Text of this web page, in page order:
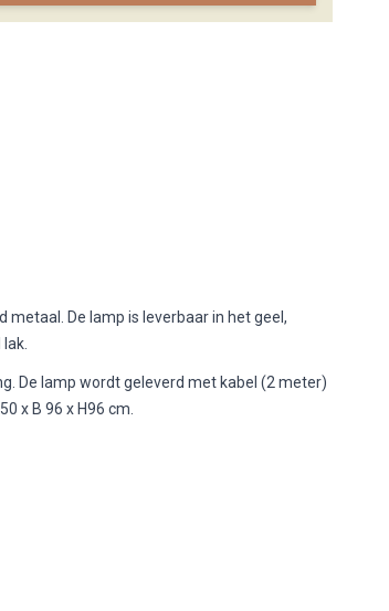
De lamp is leverbaar in het geel,
De lamp wordt geleverd met kabel (2 meter)
x B 96 x H96 cm.